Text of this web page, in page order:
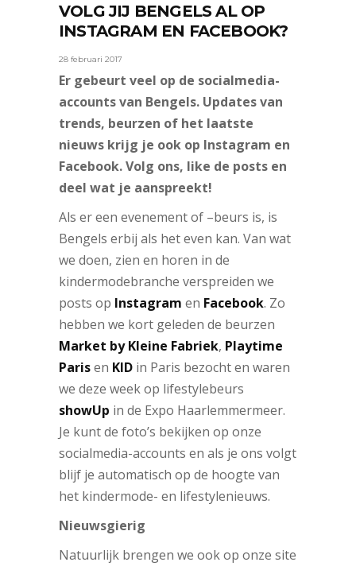
VOLG JIJ BENGELS AL OP
INSTAGRAM EN FACEBOOK?
28 februari 2017
Er gebeurt veel op de socialmedia-
accounts van Bengels. Updates van
trends, beurzen of het laatste
nieuws krijg je ook op Instagram en
Facebook. Volg ons, like de posts en
deel wat je aanspreekt!
Als er een evenement of –beurs is, is
Bengels erbij als het even kan. Van wat
we doen, zien en horen in de
kindermodebranche verspreiden we
posts op Instagram en Facebook. Zo
hebben we kort geleden de beurzen
Market by Kleine Fabriek, Playtime
Parisen KID in Paris bezocht en waren
we deze week op lifestylebeurs
showUp in de Expo Haarlemmermeer.
Je kunt de foto’s bekijken op onze
socialmedia-accounts en als je ons volgt
blijf je automatisch op de hoogte van
het kindermode- en lifestylenieuws.
Nieuwsgierig
Natuurlijk brengen we ook op onze site